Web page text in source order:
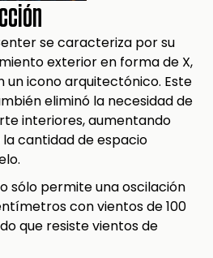
se caracteriza por su
exterior en forma de X,
un icono arquitectónico. Este
eliminó la necesidad de
interiores, aumentando
cantidad de espacio
sólo permite una oscilación
con vientos de 100
que resiste vientos de